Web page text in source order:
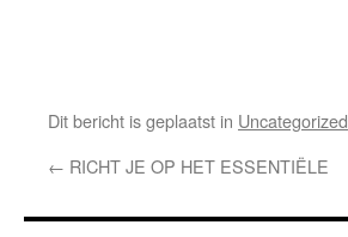
Dit bericht is geplaatst in Uncategorized
← RICHT JE OP HET ESSENTIËLE